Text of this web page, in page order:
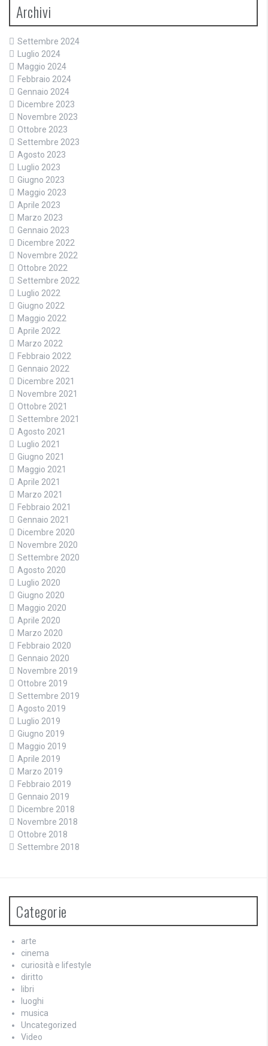
Archivi
Settembre 2024
Luglio 2024
Maggio 2024
Febbraio 2024
Gennaio 2024
Dicembre 2023
Novembre 2023
Ottobre 2023
Settembre 2023
Agosto 2023
Luglio 2023
Giugno 2023
Maggio 2023
Aprile 2023
Marzo 2023
Gennaio 2023
Dicembre 2022
Novembre 2022
Ottobre 2022
Settembre 2022
Luglio 2022
Giugno 2022
Maggio 2022
Aprile 2022
Marzo 2022
Febbraio 2022
Gennaio 2022
Dicembre 2021
Novembre 2021
Ottobre 2021
Settembre 2021
Agosto 2021
Luglio 2021
Giugno 2021
Maggio 2021
Aprile 2021
Marzo 2021
Febbraio 2021
Gennaio 2021
Dicembre 2020
Novembre 2020
Settembre 2020
Agosto 2020
Luglio 2020
Giugno 2020
Maggio 2020
Aprile 2020
Marzo 2020
Febbraio 2020
Gennaio 2020
Novembre 2019
Ottobre 2019
Settembre 2019
Agosto 2019
Luglio 2019
Giugno 2019
Maggio 2019
Aprile 2019
Marzo 2019
Febbraio 2019
Gennaio 2019
Dicembre 2018
Novembre 2018
Ottobre 2018
Settembre 2018
Categorie
arte
cinema
curiosità e lifestyle
diritto
libri
luoghi
musica
Uncategorized
Video